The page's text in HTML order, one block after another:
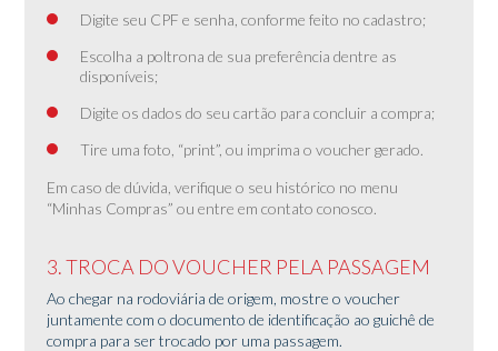
Digite seu CPF e senha, conforme feito no cadastro;
Escolha a poltrona de sua preferência dentre as
disponíveis;
Digite os dados do seu cartão para concluir a compra;
Tire uma foto, “print”, ou imprima o voucher gerado.
Em caso de dúvida, verifique o seu histórico no menu
“Minhas Compras” ou entre em contato conosco.
3. TROCA DO VOUCHER PELA PASSAGEM
Ao chegar na rodoviária de origem, mostre o voucher
juntamente com o documento de identificação ao guichê de
compra para ser trocado por uma passagem.